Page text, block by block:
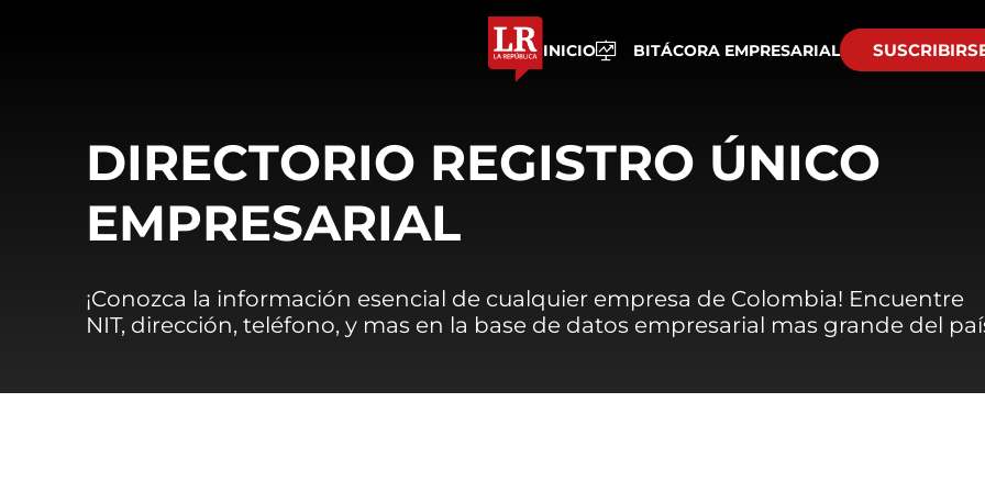
INICIO BITÁCORA EMPRESARIAL
DIRECTORIO REGISTRO ÚNICO
EMPRESARIAL
¡Conozca la información esencial de cualquier empresa de Colombia! Encuentre
NIT, dirección, teléfono, y mas en la base de datos empresarial mas grande del